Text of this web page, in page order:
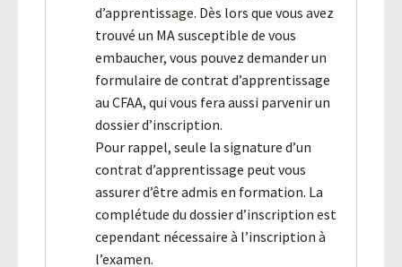
d’apprentissage. Dès lors que vous avez
trouvé un MA susceptible de vous
embaucher, vous pouvez demander un
formulaire de contrat d’apprentissage
au CFAA, qui vous fera aussi parvenir un
dossier d’inscription.
Pour rappel, seule la signature d’un
contrat d’apprentissage peut vous
assurer d’être admis en formation. La
complétude du dossier d’inscription est
cependant nécessaire à l’inscription à
l’examen.